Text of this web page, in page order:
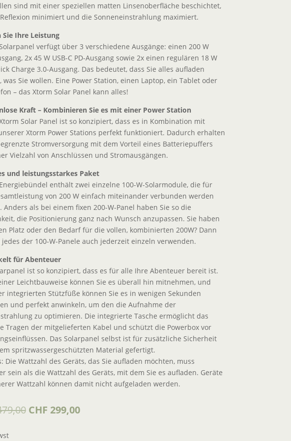
sind mit einer speziellen matten Linsenoberfläche beschichtet,
minimiert und die Sonneneinstrahlung maximiert.
Sie Ihre Leistung
verfügt über 3 verschiedene Ausgänge: einen 200 W
2x 45 W USB-C PD-Ausgang sowie 2x einen regulären 18 W
Charge 3.0-Ausgang. Das bedeutet, dass Sie alles aufladen
was Sie wollen. Eine Power Station, einen Laptop, ein Tablet oder
– das Xtorm Solar Panel kann alles!
Kraft – Kombinieren Sie es mit einer Power Station
Solar Panel ist so konzipiert, dass es in Kombination mit
Xtorm Power Stations perfekt funktioniert. Dadurch erhalten
Stromversorgung mit dem Vorteil eines Batteriepuffers
Vielzahl von Anschlüssen und Stromausgängen.
und leistungsstarkes Paket
enthält zwei einzelne 100-W-Solarmodule, die für
von 200 W einfach miteinander verbunden werden
Anders als bei einem fixen 200-W-Panel haben Sie so die
die Positionierung ganz nach Wunsch anzupassen. Sie haben
Platz oder den Bedarf für die vollen, kombinierten 200W? Dann
jedes der 100-W-Panele auch jederzeit einzeln verwenden.
für Abenteuer
ist so konzipiert, dass es für alle Ihre Abenteuer bereit ist.
Leichtbauweise können Sie es überall hin mitnehmen, und
integrierten Stützfüße können Sie es in wenigen Sekunden
und perfekt anwinkeln, um den die Aufnahme der
zu optimieren. Die integrierte Tasche ermöglicht das
Tragen der mitgelieferten Kabel und schützt die Powerbox vor
Das Solarpanel selbst ist für zusätzliche Sicherheit
spritzwassergeschützten Material gefertigt.
Die Wattzahl des Geräts, das Sie aufladen möchten, muss
sein als die Wattzahl des Geräts, mit dem Sie es aufladen. Geräte
Wattzahl können damit nicht aufgeladen werden.
CHF 299,00